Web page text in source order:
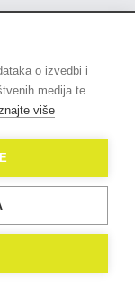
web stranica
o izvedbi i
medija te
više